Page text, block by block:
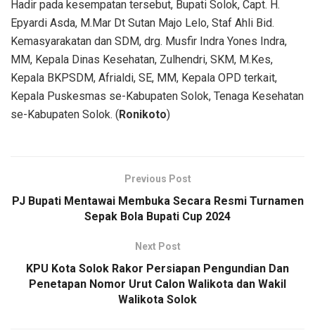
Hadir pada kesempatan tersebut, Bupati Solok, Capt. H.
Epyardi Asda, M.Mar Dt Sutan Majo Lelo, Staf Ahli Bid.
Kemasyarakatan dan SDM, drg. Musfir Indra Yones Indra,
MM, Kepala Dinas Kesehatan, Zulhendri, SKM, M.Kes,
Kepala BKPSDM, Afrialdi, SE, MM, Kepala OPD terkait,
Kepala Puskesmas se-Kabupaten Solok, Tenaga Kesehatan
se-Kabupaten Solok. (Ronikoto)
Previous Post
PJ Bupati Mentawai Membuka Secara Resmi Turnamen
Sepak Bola Bupati Cup 2024
Next Post
KPU Kota Solok Rakor Persiapan Pengundian Dan
Penetapan Nomor Urut Calon Walikota dan Wakil
Walikota Solok